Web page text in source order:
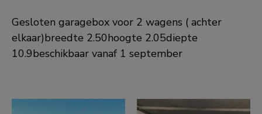
Gesloten garagebox voor 2 wagens ( achter
elkaar)breedte 2.50hoogte 2.05diepte
10.9beschikbaar vanaf 1 september